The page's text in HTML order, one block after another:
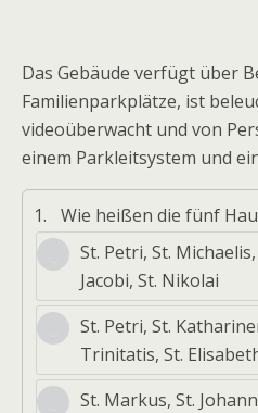
Das Gebäude verfügt über
Familienparkplätze, ist
videoüberwacht und von
einem Parkleitsystem und
1.
Wie heißen die fünf
St. Petri, St.
Jacobi, St. Nikolai
St. Petri, St.
Trinitatis, St.
St. Markus, St.